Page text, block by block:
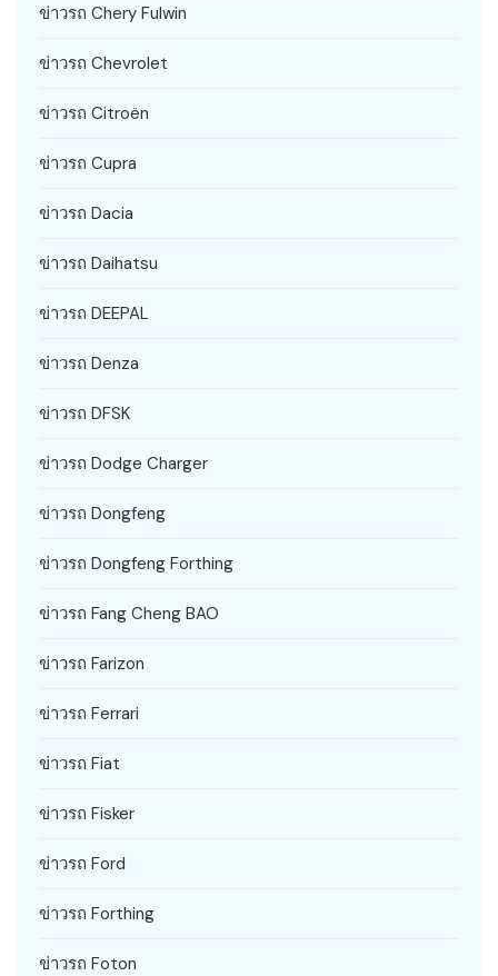
ข่าวรถ Chery Fulwin
ข่าวรถ Chevrolet
ข่าวรถ Citroën
ข่าวรถ Cupra
ข่าวรถ Dacia
ข่าวรถ Daihatsu
ข่าวรถ DEEPAL
ข่าวรถ Denza
ข่าวรถ DFSK
ข่าวรถ Dodge Charger
ข่าวรถ Dongfeng
ข่าวรถ Dongfeng Forthing
ข่าวรถ Fang Cheng BAO
ข่าวรถ Farizon
ข่าวรถ Ferrari
ข่าวรถ Fiat
ข่าวรถ Fisker
ข่าวรถ Ford
ข่าวรถ Forthing
ข่าวรถ Foton